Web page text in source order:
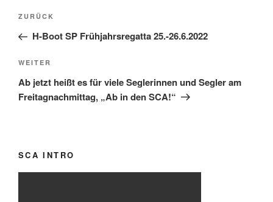
Beitragsnavigation
Vorheriger
Beitrag
ZURÜCK
H-Boot SP Frühjahrsregatta 25.-26.6.2022
Nächster
Beitrag
WEITER
Ab jetzt heißt es für viele Seglerinnen und Segler am
Freitagnachmittag, „Ab in den SCA!“
SCA INTRO